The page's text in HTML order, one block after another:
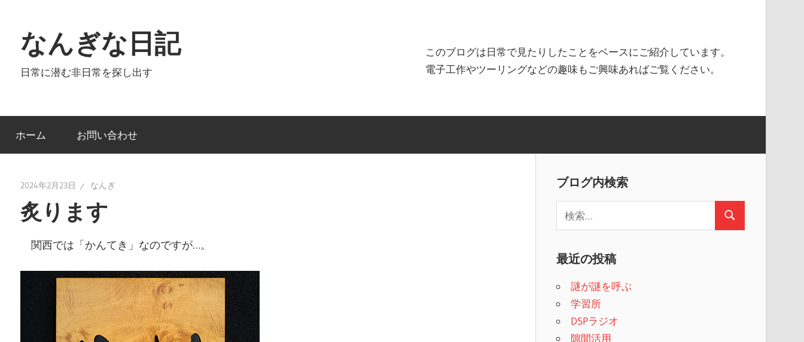
なんぎな日記
日常に潜む非日常を探し出す
このブログは日常で見たりしたことをベースにご紹介しています。
電子工作やツーリングなどの趣味もご興味あればご覧ください。
ホーム お問い合わせ
2024年2月23日 なんぎ
炙ります
関西では「かんてき」なのですが…。
ブログ内検索
索
検
最近の投稿
謎が謎を呼ぶ
学習所
DSPラジオ
隙間活用